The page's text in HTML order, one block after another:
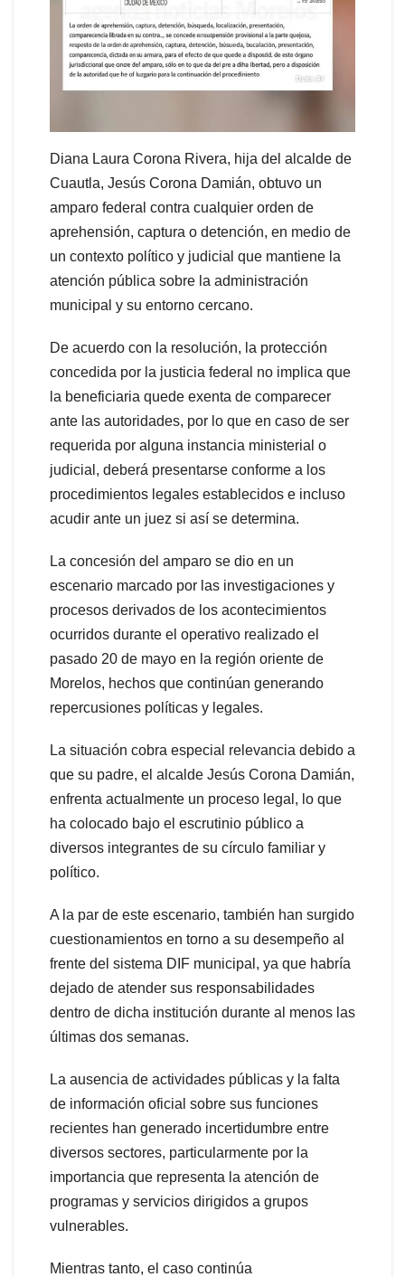
Diana Laura Corona Rivera, hija del alcalde de
Cuautla, Jesús Corona Damián, obtuvo un
amparo federal contra cualquier orden de
aprehensión, captura o detención, en medio de
un contexto político y judicial que mantiene la
atención pública sobre la administración
municipal y su entorno cercano.
De acuerdo con la resolución, la protección
concedida por la justicia federal no implica que
la beneficiaria quede exenta de comparecer
ante las autoridades, por lo que en caso de ser
requerida por alguna instancia ministerial o
judicial, deberá presentarse conforme a los
procedimientos legales establecidos e incluso
acudir ante un juez si así se determina.
La concesión del amparo se dio en un
escenario marcado por las investigaciones y
procesos derivados de los acontecimientos
ocurridos durante el operativo realizado el
pasado 20 de mayo en la región oriente de
Morelos, hechos que continúan generando
repercusiones políticas y legales.
La situación cobra especial relevancia debido a
que su padre, el alcalde Jesús Corona Damián,
enfrenta actualmente un proceso legal, lo que
ha colocado bajo el escrutinio público a
diversos integrantes de su círculo familiar y
político.
A la par de este escenario, también han surgido
cuestionamientos en torno a su desempeño al
frente del sistema DIF municipal, ya que habría
dejado de atender sus responsabilidades
dentro de dicha institución durante al menos las
últimas dos semanas.
La ausencia de actividades públicas y la falta
de información oficial sobre sus funciones
recientes han generado incertidumbre entre
diversos sectores, particularmente por la
importancia que representa la atención de
programas y servicios dirigidos a grupos
vulnerables.
Mientras tanto, el caso continúa